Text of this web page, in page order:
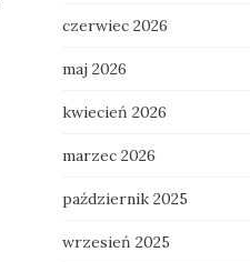
czerwiec 2026
maj 2026
kwiecień 2026
marzec 2026
październik 2025
wrzesień 2025